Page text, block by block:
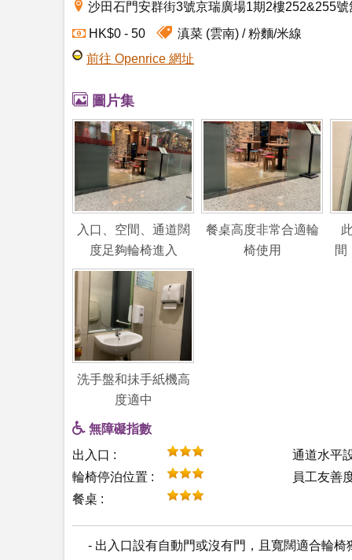
沙田石門安群街3號京瑞廣場1期2樓252&255號
HK$0 - 50 滇菜 (雲南)
粉麵/米線
前往 Openrice 網址
圖片集
入口、空間、通道闊
度足夠輪椅進入
餐桌高度非常合適輪
椅使用
間
洗手盤和抺手紙機高
度適中
無障礙指數
出入口 :
通道水平
輪椅停泊位置 :
員工友善
餐桌 :
- 出入口設有自動門或沒有門，且寬闊適合輪椅